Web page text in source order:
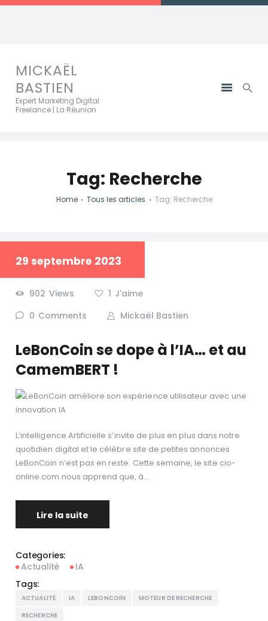
MICKAËL
BASTIEN
Expert Marketing Digital
Freelance | La Réunion
Tag: Recherche
Home Tous les articles Tag: Recherche
29 septembre 2023
902 Views 1 J'aime
0 Comments Mickaël Bastien
LeBonCoin se dope à l’IA… et au
CamemBERT !
L’intelligence Artificielle s’invite de plus en plus dans notre
quotidien digital et le célèbre site de petites annonces
LeBonCoin n’est pas en reste. Cette semaine, le site cio-
online.com nous apprend que, à…
Lire la suite
Categories:
Actualité
IA
Tags:
ACTUALITÉ IA LEBONCOIN
MOTEUR DE RECHERCHE
RECHERCHE